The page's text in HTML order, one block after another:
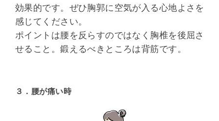
効果的です。ぜひ胸郭に空気が入る心地よさを
感じてください。
ポイントは腰を反らすのではなく胸椎を後屈さ
せること。鍛えるべきところは背筋です。
３．腰が痛い時